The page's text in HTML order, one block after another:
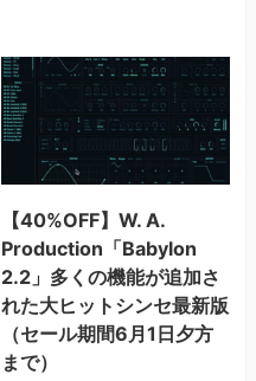
【40%OFF】W. A.
Production「Babylon
2.2」多くの機能が追加さ
れた大ヒットシンセ最新版
（セール期間6月1日夕方
まで）